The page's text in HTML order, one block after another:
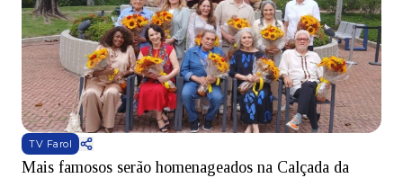
TV Farol
Mais famosos serão homenageados na Calçada da